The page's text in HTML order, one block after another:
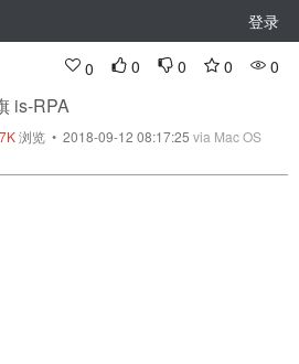
登录
0 0 0 0 0
is-RPA
浏览 • 2018-09-12 08:17:25 via Mac OS